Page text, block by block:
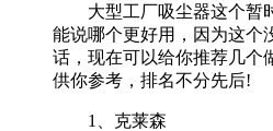
大型工厂吸尘器这个暂
能说哪个更好用，因为这个
话，现在可以给你推荐几个
供你参考，排名不分先后!
1、克莱森